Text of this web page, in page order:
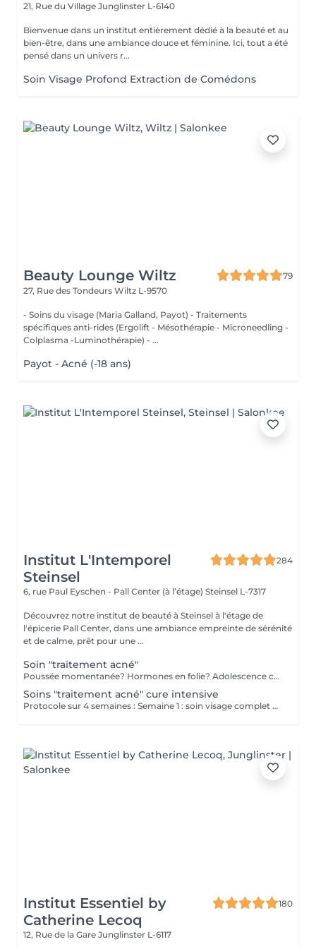
21, Rue du Village Junglinster L-6140
Bienvenue dans un institut entièrement dédié à la beauté et au
bien-être, dans une ambiance douce et féminine. Ici, tout a été
pensé dans un univers r...
Soin Visage Profond Extraction de Comédons
Beauty Lounge Wiltz
79
27, Rue des Tondeurs Wiltz L-9570
- Soins du visage (Maria Galland, Payot) - Traitements
spécifiques anti-rides (Ergolift - Mésothérapie - Microneedling -
Colplasma -Luminothérapie) - ...
Payot - Acné (-18 ans)
Institut L'Intemporel
Steinsel
284
6, rue Paul Eyschen - Pall Center (à l’étage) Steinsel L-7317
Découvrez notre institut de beauté à Steinsel à l'étage de
l'épicerie Pall Center, dans une ambiance empreinte de sérénité
et de calme, prêt pour une ...
Soin "traitement acné"
Poussée momentanée? Hormones en folie? Adolescence compliquée? Ce soin est pour vous. Le soin visage complet comprend un nettoyage en profondeur de la peau avec vapeur et extraction des comédons, un léger massage suivi de 20' de traitement. LED et un masque apaisant ou purifiant. Le soin flash est conseillé en entretien suite à un soin complet, entre 2 soins par exemple ou si acné plus tenace. Il comprend un nettoyage du visage, un léger massage et le traitement LED 20'. Pourquoi la LED? La puissance de la lumière LED bleue agit rapidement et efficacement pour éliminer l'acné, les imperfections et l'inflammation existantes, sans dessécher la peau. Elle régule également la production de sébum pour prévenir de futures éruptions cutanées, laissant votre peau claire, saine et lisse.
Soins "traitement acné" cure intensive
Protocole sur 4 semaines : Semaine 1 : soin visage complet + un soin flash (espacé de 2 jours minimum) Semaine 2 / 3 et 4 : 2 soins flash (espacé de 2 jours minimum) Descriptif complet : voir "Soin traitement acné"
Institut Essentiel by
Catherine Lecoq
180
12, Rue de la Gare Junglinster L-6117